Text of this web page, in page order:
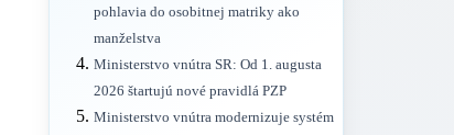
pohlavia do osobitnej matriky ako
manželstva
Ministerstvo vnútra SR: Od 1. augusta
2026 štartujú nové pravidlá PZP
Ministerstvo vnútra modernizuje systém